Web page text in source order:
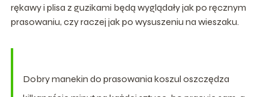
rękawy i plisa z guzikami będą wyglądały jak po ręcznym
prasowaniu, czy raczej jak po wysuszeniu na wieszaku.
Dobry manekin do prasowania koszul oszczędza